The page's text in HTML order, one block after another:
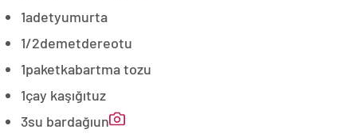
1adetyumurta
1/2demetdereotu
1paketkabartma tozu
1çay kaşığıtuz
3su bardağıun